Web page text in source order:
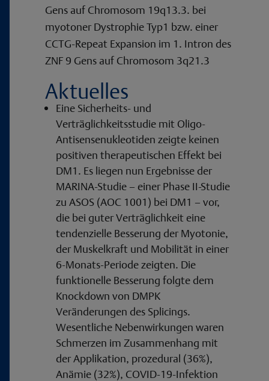
Gens auf Chromosom 19q13.3. bei
myotoner Dystrophie Typ1 bzw. einer
CCTG-Repeat Expansion im 1. Intron des
ZNF 9 Gens auf Chromosom 3q21.3
Aktuelles
Eine Sicherheits- und
Verträglichkeitsstudie mit Oligo-
Antisensenukleotiden zeigte keinen
positiven therapeutischen Effekt bei
DM1. Es liegen nun Ergebnisse der
MARINA-Studie – einer Phase II-Studie
zu ASOS (AOC 1001) bei DM1 – vor,
die bei guter Verträglichkeit eine
tendenzielle Besserung der Myotonie,
der Muskelkraft und Mobilität in einer
6-Monats-Periode zeigten. Die
funktionelle Besserung folgte dem
Knockdown von DMPK
Veränderungen des Splicings.
Wesentliche Nebenwirkungen waren
Schmerzen im Zusammenhang mit
der Applikation, prozedural (36%),
Anämie (32%), COVID-19-Infektion